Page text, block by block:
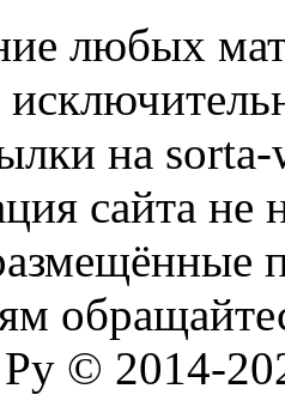
любых
на
сайта не
© 2014-